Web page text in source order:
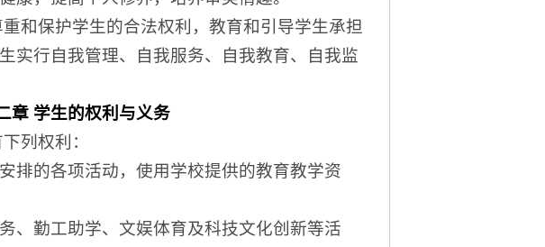
和保护学生的合法权利，教育和引导学生承担
实行自我管理、自我服务、自我教育、自我监
章 学生的权利与义务
列权利：
的各项活动，使用学校提供的教育教学资
勤工助学、文娱体育及科技文化创新等活